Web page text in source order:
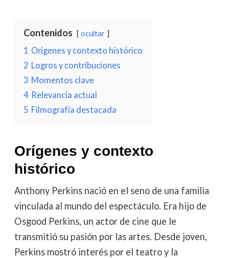
Contenidos ocultar
1 Orígenes y contexto histórico
2 Logros y contribuciones
3 Momentos clave
4 Relevancia actual
5 Filmografía destacada
Orígenes y contexto
histórico
Anthony Perkins nació en el seno de una familia
vinculada al mundo del espectáculo. Era hijo de
Osgood Perkins, un actor de cine que le
transmitió su pasión por las artes. Desde joven,
Perkins mostró interés por el teatro y la